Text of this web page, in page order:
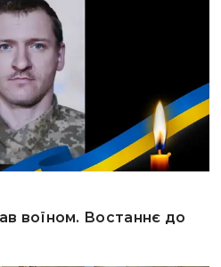
воїном. Востаннє до